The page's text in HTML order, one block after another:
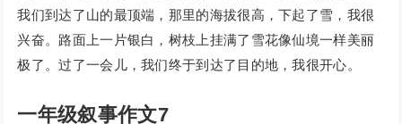
我们到达了山的最顶端，那里的海拔很高，下起了雪，我很
兴奋。路面上一片银白，树枝上挂满了雪花像仙境一样美丽
极了。过了一会儿，我们终于到达了目的地，我很开心。
一年级叙事作文7